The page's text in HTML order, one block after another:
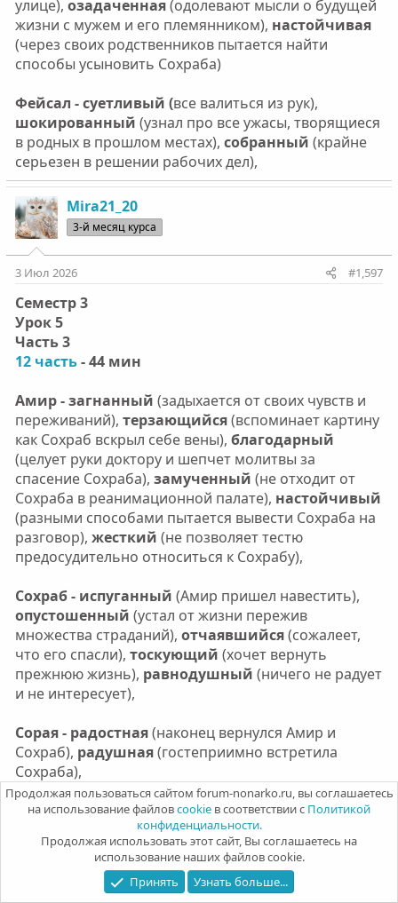
улице), озадаченная(одолевают мысли о будущей
жизни с мужем и его племянником), настойчивая
(через своих родственников пытается найти
способы усыновить Сохраба)
Фейсал - суетливый (все валиться из рук),
шокированный (узнал про все ужасы, творящиеся
в родных в прошлом местах), собранный (крайне
серьезен в решении рабочих дел),
Mira21_20
3-й месяц курса
3 Июл 2026 #1,597
Семестр 3
Урок 5
Часть 3
12 часть- 44 мин
Амир - загнанный (задыхается от своих чувств и
переживаний), терзающийся(вспоминает картину
как Сохраб вскрыл себе вены), благодарный
(целует руки доктору и шепчет молитвы за
спасение Сохраба), замученный (не отходит от
Сохраба в реанимационной палате), настойчивый
(разными способами пытается вывести Сохраба на
разговор), жесткий (не позволяет тестю
предосудительно относиться к Сохрабу),
Сохраб - испуганный (Амир пришел навестить),
опустошенный (устал от жизни пережив
множества страданий), отчаявшийся(сожалеет,
что его спасли), тоскующий (хочет вернуть
прежнюю жизнь), равнодушный (ничего не радует
и не интересует),
Сорая - радостная(наконец вернулся Амир и
Сохраб), радушная(гостеприимно встретила
Сохраба),
Mira21_20
3-й месяц курса
Продолжая пользоваться сайтом forum-nonarko.ru, вы соглашаетесь
на использование файловcookie в соответствии с Политикой
конфиденциальности.
Продолжая использовать этот сайт, Вы соглашаетесь на
использование наших файлов cookie.
Принять
Узнать больше...